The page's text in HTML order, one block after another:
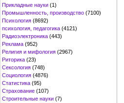
Прикладные науки (1)
Промышленность, производство (7100)
Психология (8692)
психология, педагогика (4121)
Радиоэлектроника (443)
Реклама (952)
Религия и мифология (2967)
Риторика (23)
Сексология (748)
Социология (4876)
Статистика (95)
Страхование (107)
Строительные науки (7)